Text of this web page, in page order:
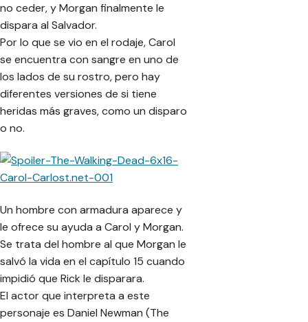
no ceder, y Morgan finalmente le
dispara al Salvador.
Por lo que se vio en el rodaje, Carol
se encuentra con sangre en uno de
los lados de su rostro, pero hay
diferentes versiones de si tiene
heridas más graves, como un disparo
o no.
Un hombre con armadura aparece y
le ofrece su ayuda a Carol y Morgan.
Se trata del hombre al que Morgan le
salvó la vida en el capítulo 15 cuando
impidió que Rick le disparara.
El actor que interpreta a este
personaje es Daniel Newman (The